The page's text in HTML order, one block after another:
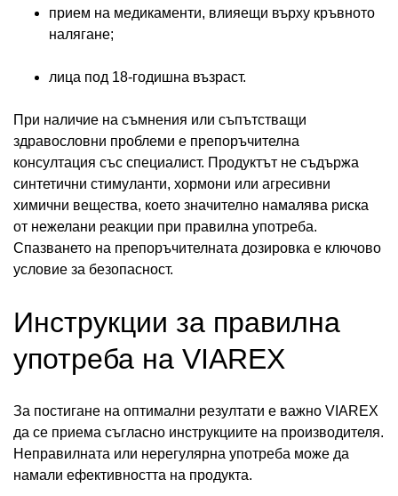
прием на медикаменти, влияещи върху кръвното
налягане;
лица под 18-годишна възраст.
При наличие на съмнения или съпътстващи
здравословни проблеми е препоръчителна
консултация със специалист. Продуктът не съдържа
синтетични стимуланти, хормони или агресивни
химични вещества, което значително намалява риска
от нежелани реакции при правилна употреба.
Спазването на препоръчителната дозировка е ключово
условие за безопасност.
Инструкции за правилна
употреба на VIAREX
За постигане на оптимални резултати е важно VIAREX
да се приема съгласно инструкциите на производителя.
Неправилната или нерегулярна употреба може да
намали ефективността на продукта.